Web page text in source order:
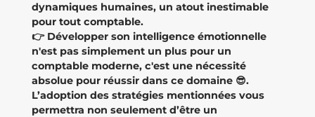
dynamiques humaines, un atout inestimable
pour tout comptable.
👉 Développer son intelligence émotionnelle
n'est pas simplement un plus pour un
comptable moderne, c'est une nécessité
absolue pour réussir dans ce domaine 😎.
L’adoption des stratégies mentionnées vous
permettra non seulement d’être un